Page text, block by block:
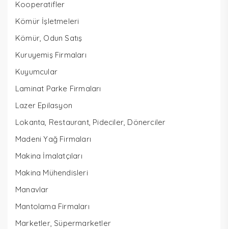
Kooperatifler
Kömür İşletmeleri
Kömür, Odun Satış
Kuruyemiş Firmaları
Kuyumcular
Laminat Parke Firmaları
Lazer Epilasyon
Lokanta, Restaurant, Pideciler, Dönerciler
Madeni Yağ Firmaları
Makina İmalatçıları
Makina Mühendisleri
Manavlar
Mantolama Firmaları
Marketler, Süpermarketler